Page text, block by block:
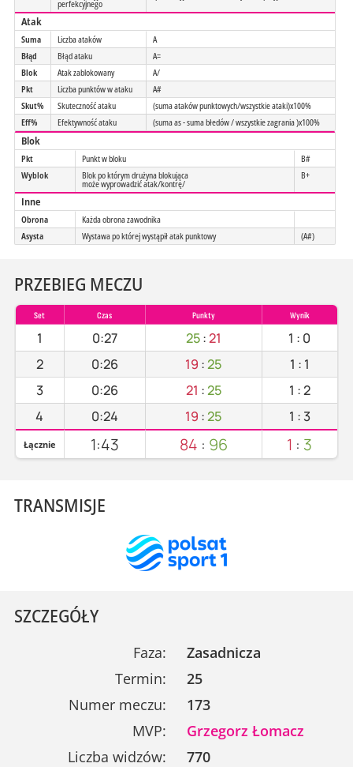
perfekcyjnego
Atak
Suma Liczba ataków
A
Błąd
Błąd ataku
A=
Blok
Atak zablokowany
A/
Pkt
Liczba punktów w ataku
A#
Skut%
Skuteczność ataku
(suma ataków punktowych/wszystkie ataki)x100%
Eff%
Efektywność ataku (suma as - suma błedów / wszystkie zagrania )x100%
Blok
Pkt Punkt w bloku
B#
Wyblok
Blok po którym drużyna blokująca
może wyprowadzić atak/kontrę/
B+
Inne
Obrona
Każda obrona zawodnika
Asysta
Wystawa po której wystąpił atak punktowy (A#)
PRZEBIEG MECZU
Set Czas Punkty Wynik
1 0:27 25:21 1 : 0
2
0:26 19 :25 1 : 1
3
0:26 21 :25 1 :2
4
0:24 19 :25 1 :3
Łącznie 1:43 84 : 96 1 : 3
TRANSMISJE
SZCZEGÓŁY
Faza:
Zasadnicza
Termin:
25
Numer meczu:
173
MVP:
Grzegorz Łomacz
Liczba widzów:
770